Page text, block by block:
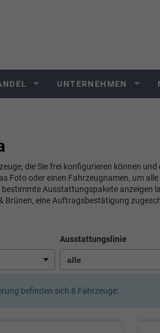
UNTERNEHMEN
die Sie frei konfigurieren können
Foto oder einen Fahrzeugnamen, um
bestimmte Ausstattungspakete anzeigen
Brünen, eine Auftragsbestätigung
Ausstattungslinie
befinden sich 8 Fahrzeuge: